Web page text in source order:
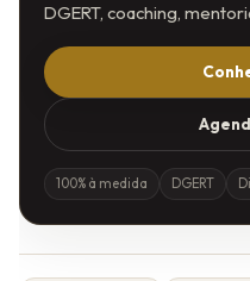
DGERT, coaching,
100% à medida DGERT